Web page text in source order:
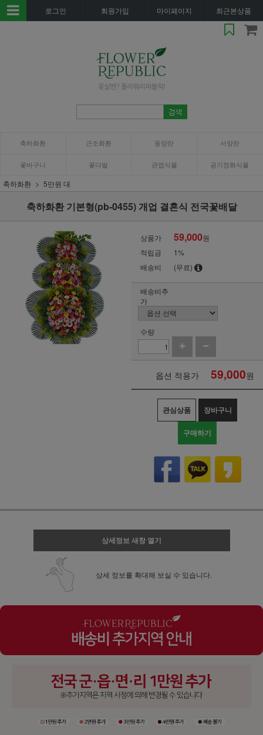
로그인 회원가입 마이페이지 최근본상품
축하화환 근조화환 동양란 서양란
꽃바구니 꽃다발 관엽식물 공기정화식물
축하화환 5만원 대
축하화환 기본형(pb-0455) 개업 결혼식 전국꽃배달
상품가 59,000원
적립금
1%
배송비
(무료)
배송비추
가
수량
옵션 적용가 59,000원
관심상품 장바구니
구매하기
상세정보 새창 열기
상세 정보를 확대해 보실 수 있습니다.